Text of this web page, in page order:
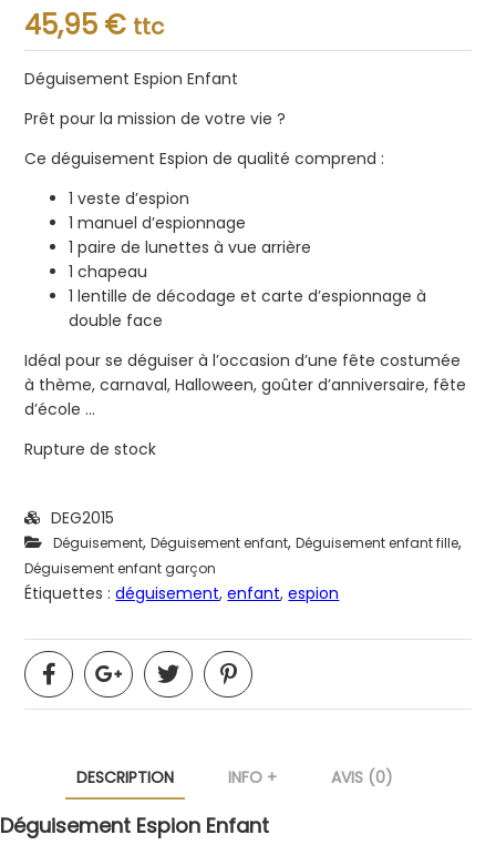
Note
0.001
45,95 € ttc
Déguisement Espion Enfant
Prêt pour la mission de votre vie ?
Ce déguisement Espion de qualité comprend :
1 veste d’espion
1 manuel d’espionnage
1 paire de lunettes à vue arrière
1 chapeau
1 lentille de décodage et carte d’espionnage à
double face
Idéal pour se déguiser à l’occasion d’une fête costumée
à thème, carnaval, Halloween, goûter d’anniversaire, fête
d’école …
Rupture de stock
DEG2015
Déguisement,Déguisement enfant,Déguisement enfant fille,
Déguisement enfant garçon
Étiquettes :déguisement,enfant,espion
DESCRIPTION INFO + AVIS (0)
Déguisement Espion Enfant